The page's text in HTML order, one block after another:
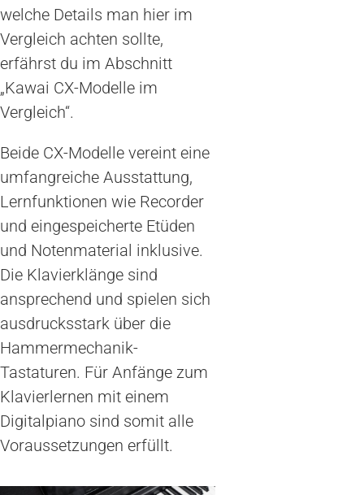
welche Details man hier im
Vergleich achten sollte,
erfährst du im Abschnitt
„Kawai CX-Modelle im
Vergleich“.
Beide CX-Modelle vereint eine
umfangreiche Ausstattung,
Lernfunktionen wie Recorder
und eingespeicherte Etüden
und Notenmaterial inklusive.
Die Klavierklänge sind
ansprechend und spielen sich
ausdrucksstark über die
Hammermechanik-
Tastaturen. Für Anfänge zum
Klavierlernen mit einem
Digitalpiano sind somit alle
Voraussetzungen erfüllt.